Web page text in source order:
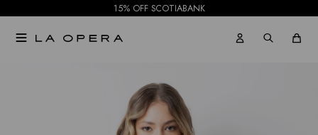
15% OFF SCOTIABANK
